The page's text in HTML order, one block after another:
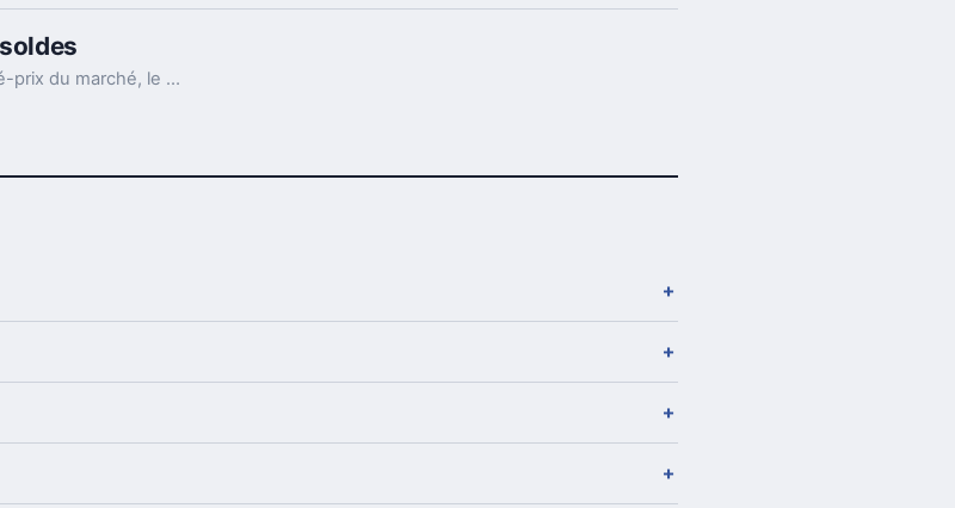
Un milieu de gamme qui offre un des meilleurs rapport qualité-prix du marché, le Honor 5C est un excellent terminal proposé à un très bon prix en soldes.